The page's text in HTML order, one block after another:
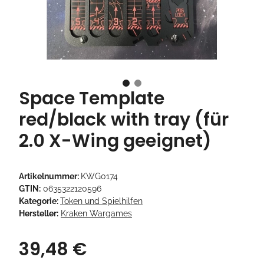
Space Template
red/black with tray (für
2.0 X-Wing geeignet)
Artikelnummer: KWG0174
GTIN: 0635322120596
Kategorie:Token und Spielhilfen
Hersteller: Kraken Wargames
39,48 €